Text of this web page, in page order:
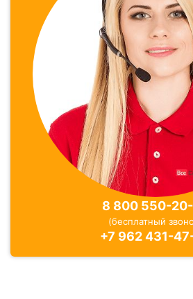
8 800 550-
(бесплатный
+7 962 431-